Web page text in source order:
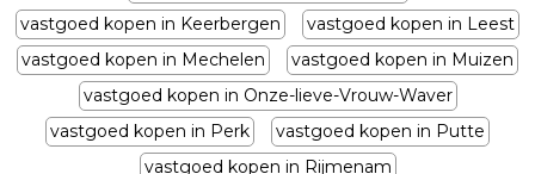
vastgoed kopen in Keerbergen
vastgoed kopen in Leest
vastgoed kopen in Mechelen
vastgoed kopen in Muizen
vastgoed kopen in Onze-lieve-Vrouw-Waver
vastgoed kopen in Perk
vastgoed kopen in Putte
vastgoed kopen in Rijmenam